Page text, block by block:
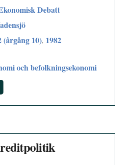
Debatt
(årgång 10), 1982
och befolkningsekonomi